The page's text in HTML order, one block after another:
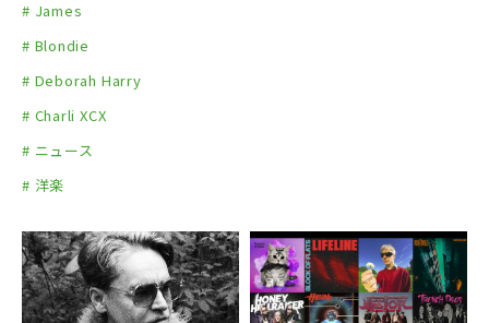
# James
# Blondie
# Deborah Harry
# Charli XCX
# ニュース
# 洋楽